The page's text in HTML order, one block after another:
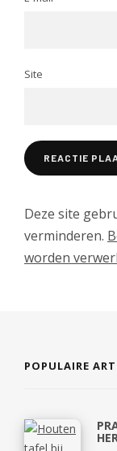
Site
Deze site
verminderen.
worden
POPULAIRE